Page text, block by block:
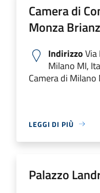
Camera di
Monza
Indirizzo
Milano MI,
Camera di
LEGGI DI PIÙ
Palazzo